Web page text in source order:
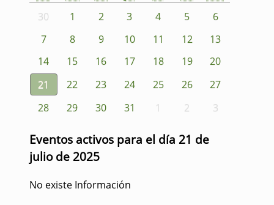
30 1 2 3 4 5
6
7
8 9 10 11 12
13
14
15 16 17 18 19
20
21
22 23 24 25 26
27
28
29 30 31 1 2 3
Eventos activos para el día 21 de
julio de 2025
No existe Información